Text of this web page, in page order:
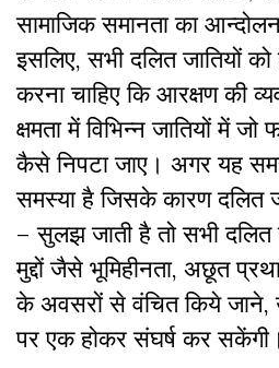
सामाजिक समानता का
इसलिए, सभी दलित जातियों
करना चाहिए कि आरक्षण की
क्षमता में विभिन्न जातियों में
कैसे निपटा जाए। अगर यह
समस्या है जिसके कारण दलित
– सुलझ जाती है तो सभी दलित
मुद्दों जैसे भूमिहीनता, अछूत
के अवसरों से वंचित किये जाने,
पर एक होकर संघर्ष कर सकेंगी।